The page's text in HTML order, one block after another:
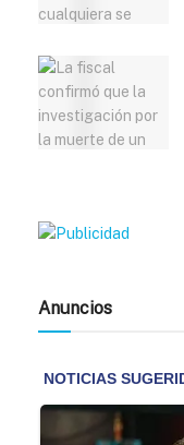
Anuncios